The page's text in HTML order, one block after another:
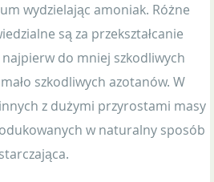
wydzielając amoniak. Różne
są za przekształcanie
do mniej szkodliwych
szkodliwych azotanów. W
z dużymi przyrostami masy
w naturalny sposób